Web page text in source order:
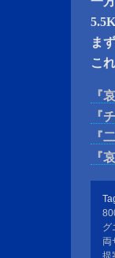
ま
こ
『
『
『
『
グ
両
提